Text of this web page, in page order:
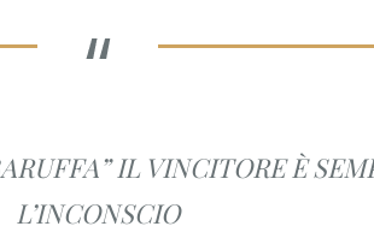
IL VINCITORE È
L’INCONSCIO